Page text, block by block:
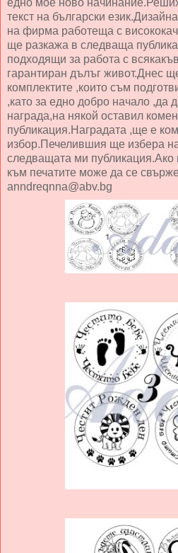
едно мое ново
текст на български
на фирма работеща с
ще разкажа в следваща
подходящи за работа с
гарантиран дълъг живот.Днес
комплектите ,които съм
,като за едно добро начало ,да
награда,на някой оставил
публикация.Наградата ,ще е
избор.Печелившия ще избера
следващата ми публикация.Ако
към печатите може да се
anndreqnna@abv.bg